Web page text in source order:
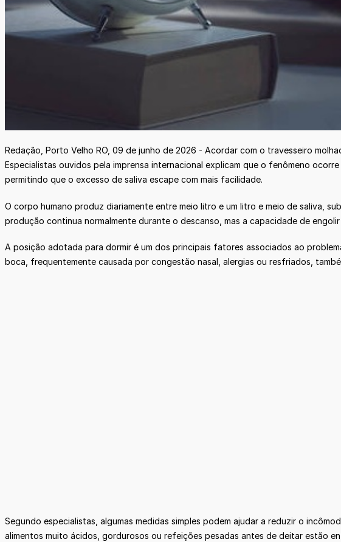
Redação, Porto Velho RO, 09 de junho de 2026 - Acordar com o travesseiro
Especialistas ouvidos pela imprensa internacional explicam que o fenômeno
permitindo que o excesso de saliva escape com mais facilidade.
O corpo humano produz diariamente entre meio litro e um litro e meio de saliva,
produção continua normalmente durante o descanso, mas a capacidade de
A posição adotada para dormir é um dos principais fatores associados ao
boca, frequentemente causada por congestão nasal, alergias ou resfriados,
Segundo especialistas, algumas medidas simples podem ajudar a reduzir o
alimentos muito ácidos, gordurosos ou refeições pesadas antes de deitar estão